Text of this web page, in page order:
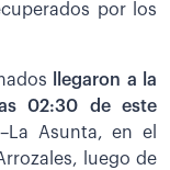
por los
llegaron a la
02:30 de este
Asunta, en el
luego de